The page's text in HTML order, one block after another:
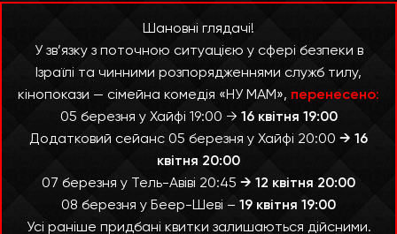
Шановні глядачі!
У зв’язку з поточною ситуацією у сфері безпеки в
Ізраїлі та чинними розпорядженнями служб тилу,
кінопокази — сімейна комедія «НУ МАМ», перенесено:
05 березня у Хайфі 19:00 → 16 квітня 19:00
Додатковий сейанс 05 березня у Хайфі 20:00 → 16
квітня 20:00
07 березня у Тель-Авіві 20:45 → 12 квітня 20:00
08 березня у Беер-Шеві – 19 квітня 19:00
Усі раніше придбані квитки залишаються дійсними.